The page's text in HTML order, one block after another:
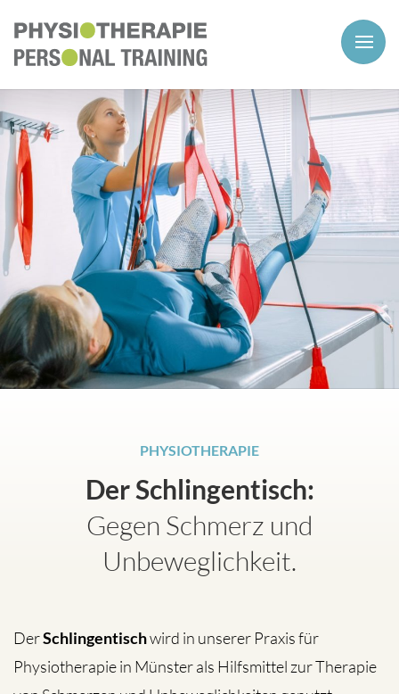
...und mit Enter starten.
PHYSIOTHERAPIE
Der Schlingentisch:
Gegen Schmerz und
Unbeweglichkeit.
DerSchlingentischwird in unserer Praxis für
Physiotherapie in Münster als Hilfsmittel zur Therapie